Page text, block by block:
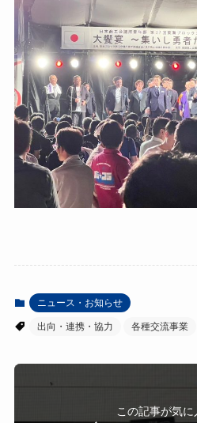
ニュース・お知らせ
出向・連携・協力 各種交流事業
この記事が気に